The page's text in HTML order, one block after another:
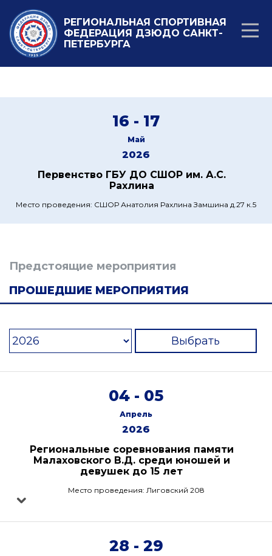
РЕГИОНАЛЬНАЯ СПОРТИВНАЯ
ФЕДЕРАЦИЯ ДЗЮДО САНКТ-
ПЕТЕРБУРГА
16 - 17
Май
2026
Первенство ГБУ ДО СШОР им. А.С.
Рахлина
Место проведения: СШОР Анатолия Рахлина Замшина д.27 к.5
Предстоящие мероприятия
ПРОШЕДШИЕ МЕРОПРИЯТИЯ
Выбрать
04 - 05
Апрель
2026
Региональные соревнования памяти
Малаховского В.Д. среди юношей и
девушек до 15 лет
Место проведения: Лиговский 208
28 - 29